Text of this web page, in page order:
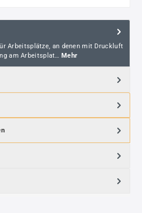
Arbeitsplätze, an denen mit Druckluft
am Arbeitsplat… Mehr